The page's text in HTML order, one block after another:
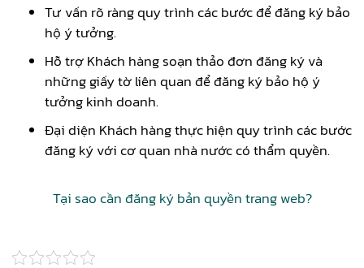
Tư vấn rõ ràng quy trình các bước để đăng ký bảo
hộ ý tưởng.
Hỗ trợ Khách hàng soạn thảo đơn đăng ký và
những giấy tờ liên quan để đăng ký bảo hộ ý
tưởng kinh doanh.
Đại diện Khách hàng thực hiện quy trình các bước
đăng ký với cơ quan nhà nước có thẩm quyền.
Tại sao cần đăng ký bản quyền trang web?